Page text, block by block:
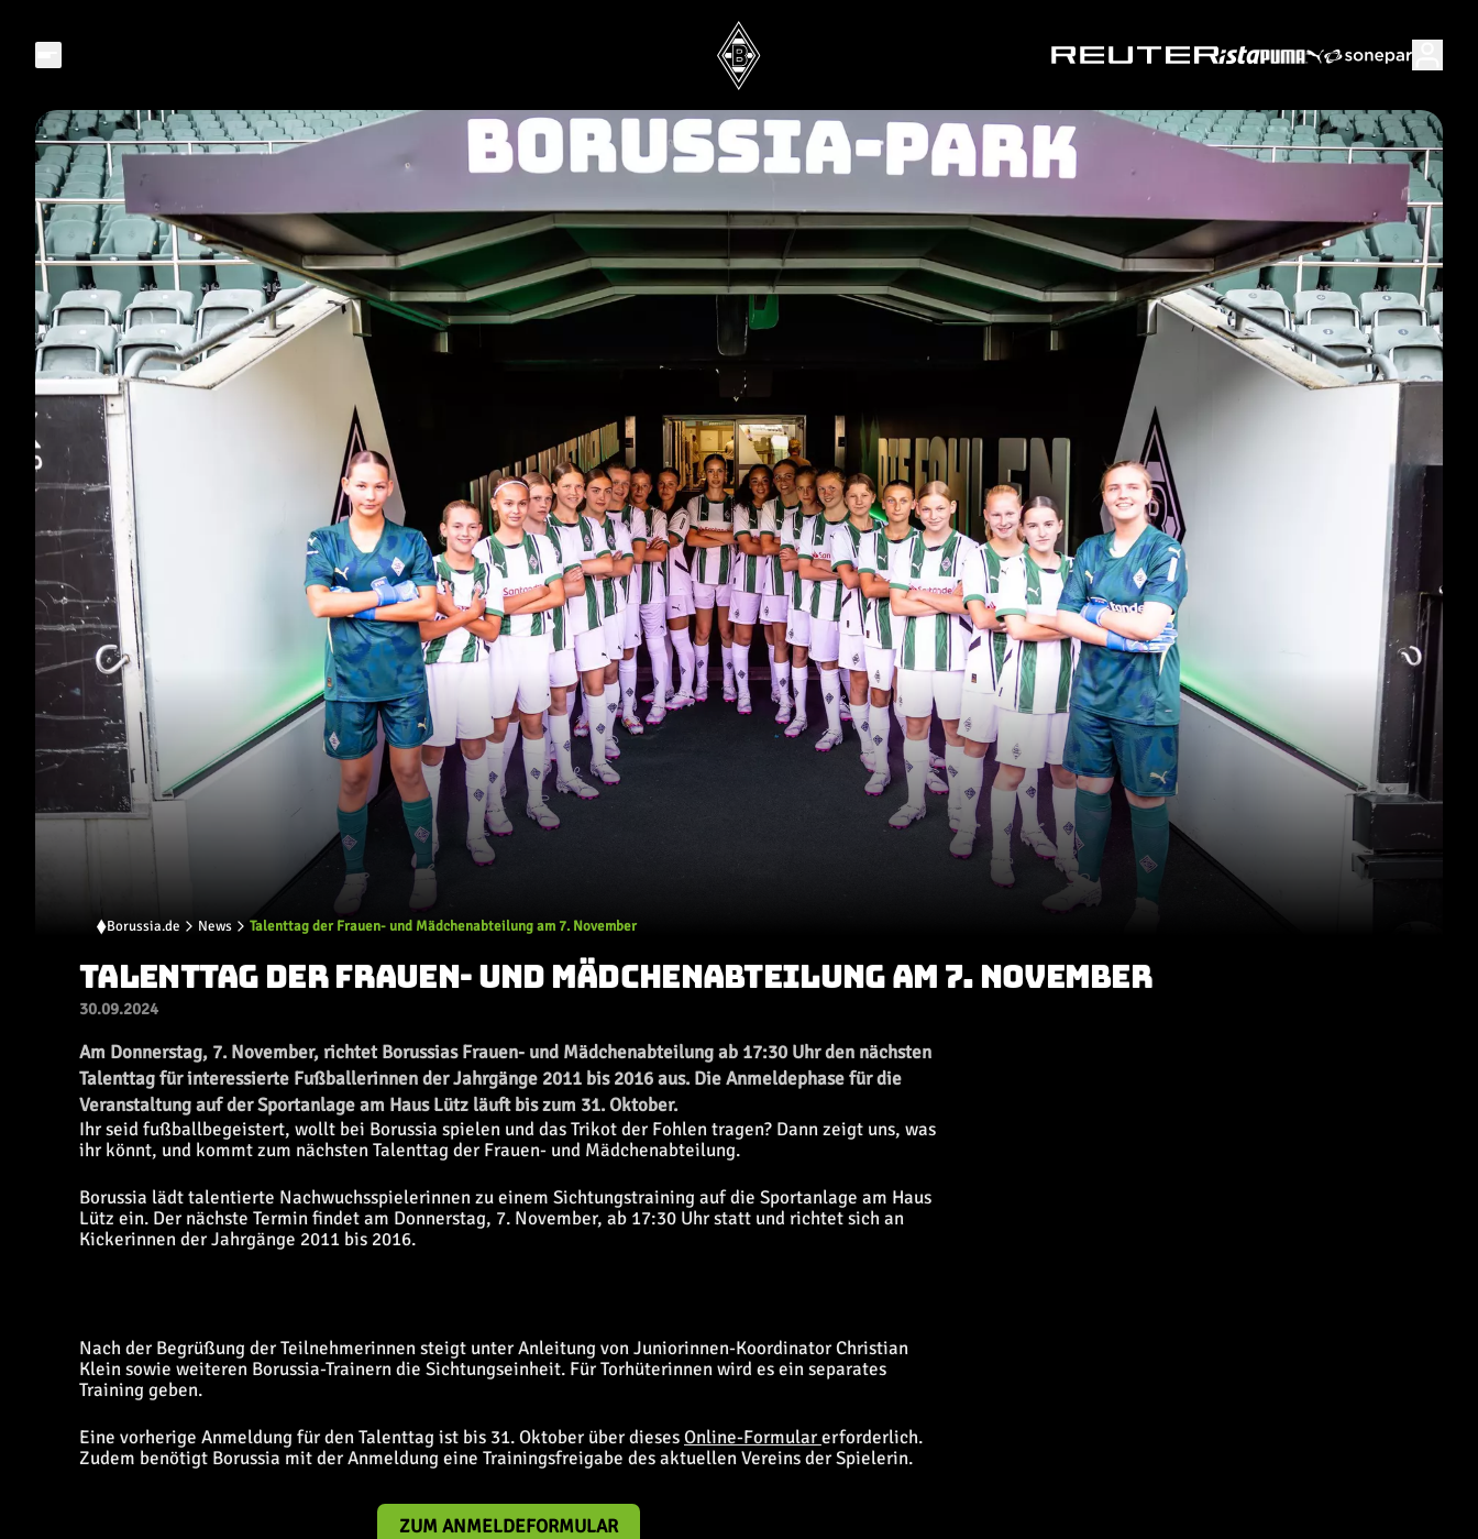
Borussia.de News Talenttag der Frauen- und Mädchenabteilung am 7. November
TALENTTAG DER FRAUEN- UND MÄDCHENABTEILUNG AM 7. NOVEMBER
30.09.2024
Am Donnerstag, 7. November, richtet Borussias Frauen- und Mädchenabteilung ab 17:30 Uhr den nächsten
Talenttag für interessierte Fußballerinnen der Jahrgänge 2011 bis 2016 aus. Die Anmeldephase für die
Veranstaltung auf der Sportanlage am Haus Lütz läuft bis zum 31. Oktober.
Ihr seid fußballbegeistert, wollt bei Borussia spielen und das Trikot der Fohlen tragen? Dann zeigt uns, was
ihr könnt, und kommt zum nächsten Talenttag der Frauen- und Mädchenabteilung.
Borussia lädt talentierte Nachwuchsspielerinnen zu einem Sichtungstraining auf die Sportanlage am Haus
Lütz ein. Der nächste Termin findet am Donnerstag, 7. November, ab 17:30 Uhr statt und richtet sich an
Kickerinnen der Jahrgänge 2011 bis 2016.
Nach der Begrüßung der Teilnehmerinnen steigt unter Anleitung von Juniorinnen-Koordinator Christian
Klein sowie weiteren Borussia-Trainern die Sichtungseinheit. Für Torhüterinnen wird es ein separates
Training geben.
Eine vorherige Anmeldung für den Talenttag ist bis 31. Oktober über diesesOnline-Formularerforderlich.
Zudem benötigt Borussia mit der Anmeldung eine Trainingsfreigabe des aktuellen Vereins der Spielerin.
ZUM ANMELDEFORMULAR